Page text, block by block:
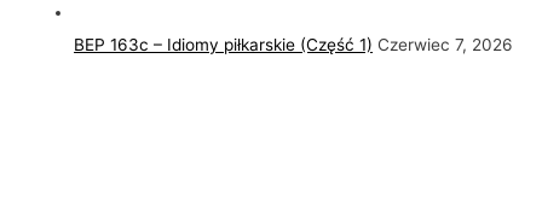
BEP 163c – Idiomy piłkarskie (Część 1) Czerwiec 7, 2026